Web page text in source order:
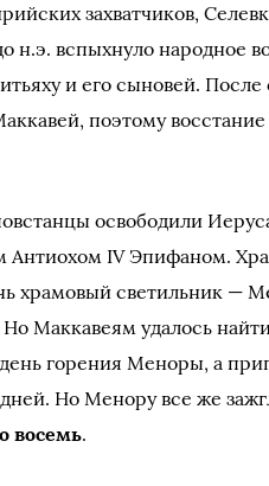
захватчиков,
н.э. вспыхнуло народное
и его сыновей. После
поэтому
освободили
IV Эпифаном.
храмовый светильник —
Маккавеям удалось
горения Меноры, а
Но Менору все же
восемь.